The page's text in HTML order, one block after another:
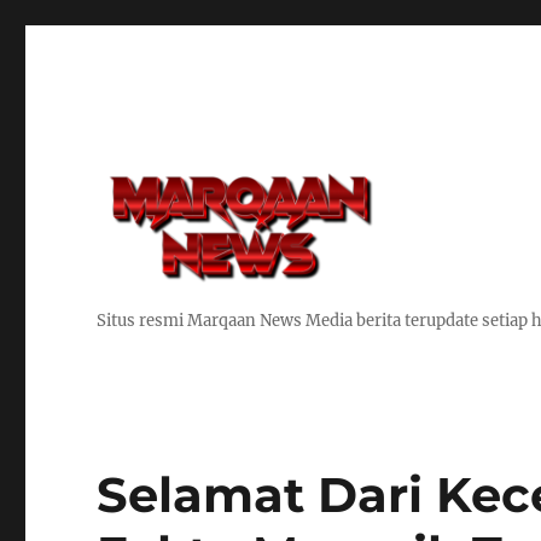
Situs resmi Marqaan News Media berita terupdate setiap
Selamat Dari